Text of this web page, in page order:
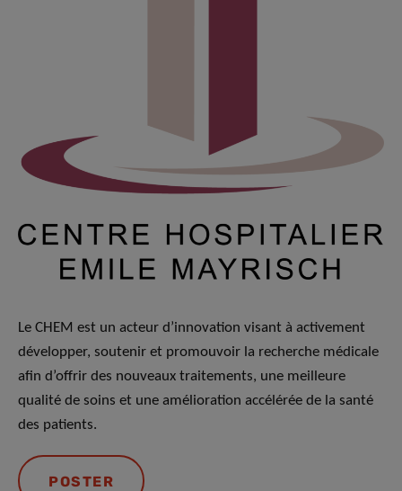
Le CHEM est un acteur d’innovation visant à activement
développer, soutenir et promouvoir la recherche médicale
afin d’offrir des nouveaux traitements, une meilleure
qualité de soins et une amélioration accélérée de la santé
des patients.
POSTER